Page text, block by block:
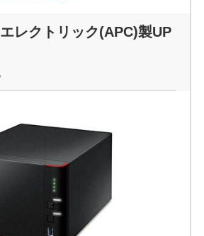
レクトリック(APC)製UP